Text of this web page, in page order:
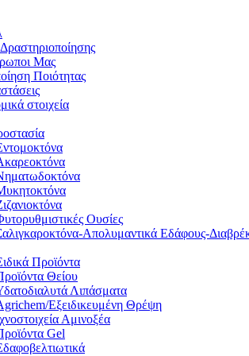
Μας
Ποιότητας
στοιχεία
Ουσίες
Απολυμαντικά Εδάφους-
Προϊόντα
Θείου
Λιπάσματα
Εξειδικευμένη Θρέψη
Αμινοξέα
Gel